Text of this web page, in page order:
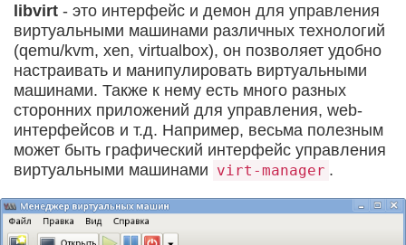
libvirt - это интерфейс и демон для управления
виртуальными машинами различных технологий
(qemu/kvm, xen, virtualbox), он позволяет удобно
настраивать и манипулировать виртуальными
машинами. Также к нему есть много разных
сторонних приложений для управления, web-
интерфейсов и т.д. Например, весьма полезным
может быть графический интерфейс управления
виртуальными машинами virt-manager .